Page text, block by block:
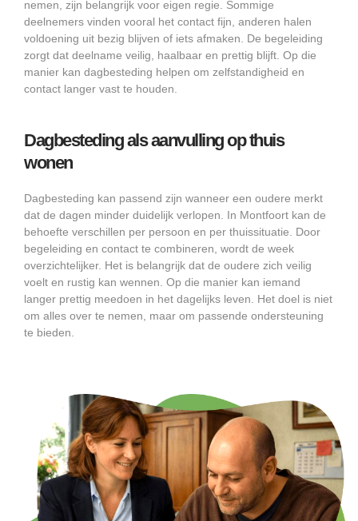
nemen, zijn belangrijk voor eigen regie. Sommige
deelnemers vinden vooral het contact fijn, anderen halen
voldoening uit bezig blijven of iets afmaken. De begeleiding
zorgt dat deelname veilig, haalbaar en prettig blijft. Op die
manier kan dagbesteding helpen om zelfstandigheid en
contact langer vast te houden.
Dagbesteding als aanvulling op thuis
wonen
Dagbesteding kan passend zijn wanneer een oudere merkt
dat de dagen minder duidelijk verlopen. In Montfoort kan de
behoefte verschillen per persoon en per thuissituatie. Door
begeleiding en contact te combineren, wordt de week
overzichtelijker. Het is belangrijk dat de oudere zich veilig
voelt en rustig kan wennen. Op die manier kan iemand
langer prettig meedoen in het dagelijks leven. Het doel is niet
om alles over te nemen, maar om passende ondersteuning
te bieden.